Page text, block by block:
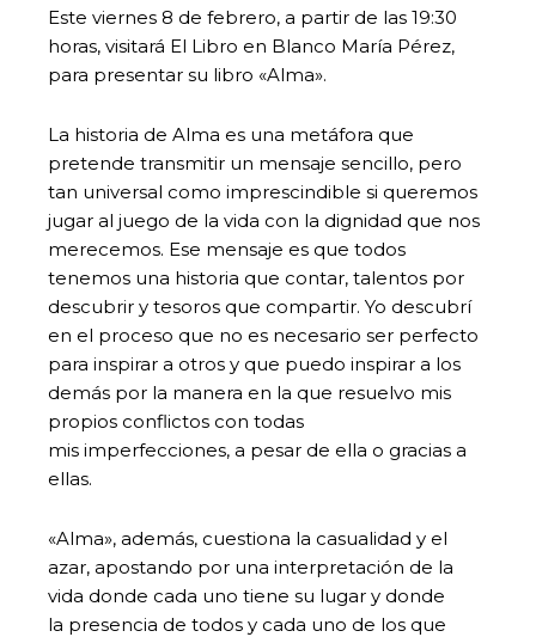
Este viernes 8 de febrero, a partir de las 19:30
horas, visitará El Libro en Blanco María Pérez,
para presentar su libro «Alma».
La historia de Alma es una metáfora que
pretende transmitir un mensaje sencillo, pero
tan universal como imprescindible si queremos
jugar al juego de la vida con la dignidad que nos
merecemos. Ese mensaje es que todos
tenemos una historia que contar, talentos por
descubrir y tesoros que compartir. Yo descubrí
en el proceso que no es necesario ser perfecto
para inspirar a otros y que puedo inspirar a los
demás por la manera en la que resuelvo mis
propios conflictos con todas
mis imperfecciones, a pesar de ella o gracias a
ellas.
«Alma», además, cuestiona la casualidad y el
azar, apostando por una interpretación de la
vida donde cada uno tiene su lugar y donde
la presencia de todos y cada uno de los que